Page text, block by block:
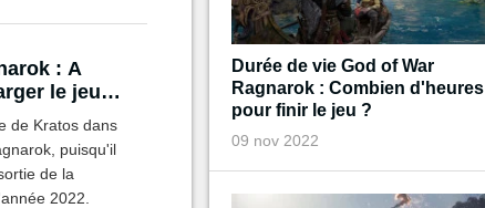
: A
le jeu
de Kratos dans
puisqu'il
de la
2022.
Durée de vie God of War
Ragnarok : Combien d'heures
pour finir le jeu ?
09 nov 2022